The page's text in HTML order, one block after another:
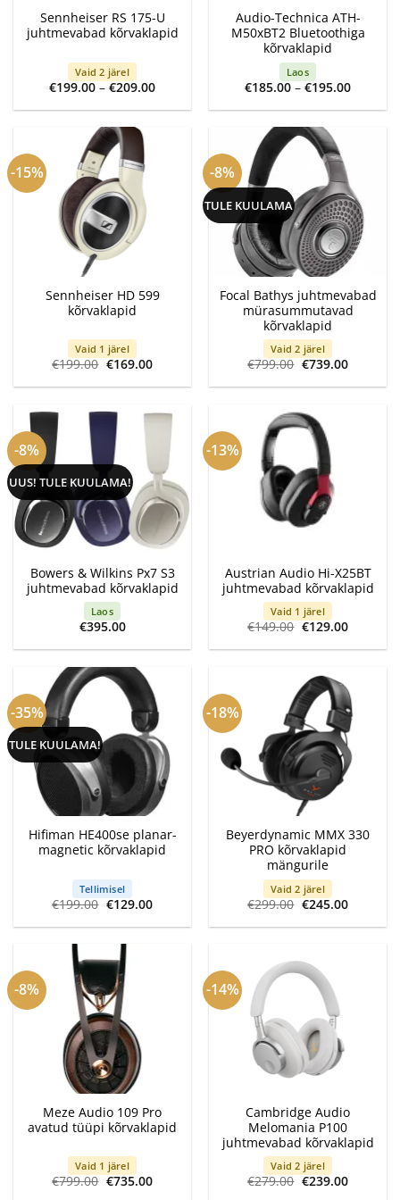
Sennheiser RS 175-U
juhtmevabad kõrvaklapid
Vaid 2 järel
€199.00 – €209.00Price
€199.00
Audio-Technica ATH-
M50xBT2 Bluetoothiga
kõrvaklapid
Laos
€185.00 – €195.00Price
€185.00
-15%
Sennheiser HD 599
kõrvaklapid
Vaid 1 järel
€199.00 Algne
oli:
€169.00Current
is:
-8%
TULE KUULAMA
Focal Bathys juhtmevabad
mürasummutavad
kõrvaklapid
Vaid 2 järel
€799.00 Algne
oli:
€739.00Current
is:
-8%
UUS! TULE KUULAMA!
Bowers & Wilkins Px7 S3
juhtmevabad kõrvaklapid
Laos
€395.00
-13%
Austrian Audio Hi-X25BT
juhtmevabad kõrvaklapid
Vaid 1 järel
€149.00 Algne
hind
oli:
€129.00Current
is:
-35%
TULE KUULAMA!
Hifiman HE400se planar-
magnetic kõrvaklapid
Tellimisel
€199.00 Algne
hind
oli:
€129.00Current
is:
-18%
Beyerdynamic MMX 330
PRO kõrvaklapid
mängurile
Vaid 2 järel
€299.00 Algne
hind
oli:
€245.00Current
is:
-8%
Meze Audio 109 Pro
avatud tüüpi kõrvaklapid
Vaid 1 järel
€799.00 Algne
€735.00Current
-14%
Cambridge Audio
Melomania P100
juhtmevabad kõrvaklapid
Vaid 2 järel
€279.00 Algne
€239.00Current